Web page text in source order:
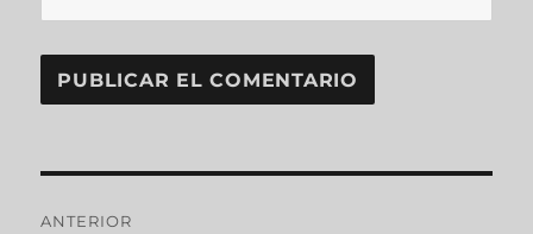
ANTERIOR